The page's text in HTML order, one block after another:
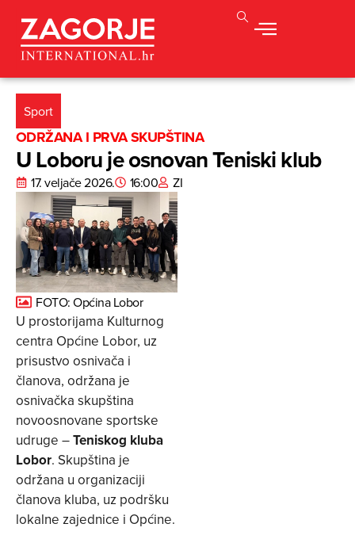
Sport
ODRŽANA I PRVA SKUPŠTINA
U Loboru je osnovan Teniski klub
17. veljače 2026. 16:00 ZI
FOTO: Općina Lobor
U prostorijama Kulturnog
centra Općine Lobor, uz
prisustvo osnivača i
članova, održana je
osnivačka skupština
novoosnovane sportske
udruge –Teniskog kluba
Lobor. Skupština je
održana u organizaciji
članova kluba, uz podršku
lokalne zajednice i Općine.